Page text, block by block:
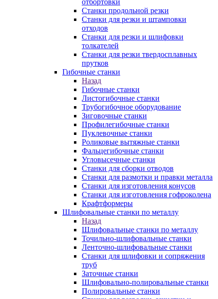
отбортовки
Станки продольной резки
Станки для резки и штамповки
отходов
Станки для резки и шлифовки
толкателей
Станки для резки твердосплавных
прутков
Гибочные станки
Назад
Гибочные станки
Листогибочные станки
Трубогибочное оборудование
Зиговочные станки
Профилегибочные станки
Пуклевочные станки
Роликовые вытяжные станки
Фальцегибочные станки
Угловысечные станки
Станки для сборки отводов
Станки для размотки и правки металла
Станки для изготовления конусов
Станки для изготовления гофроколена
Крафтформеры
Шлифовальные станки по металлу
Назад
Шлифовальные станки по металлу
Точильно-шлифовальные станки
Ленточно-шлифовальные станки
Станки для шлифовки и сопряжения
труб
Заточные станки
Шлифовально-полировальные станки
Полировальные станки